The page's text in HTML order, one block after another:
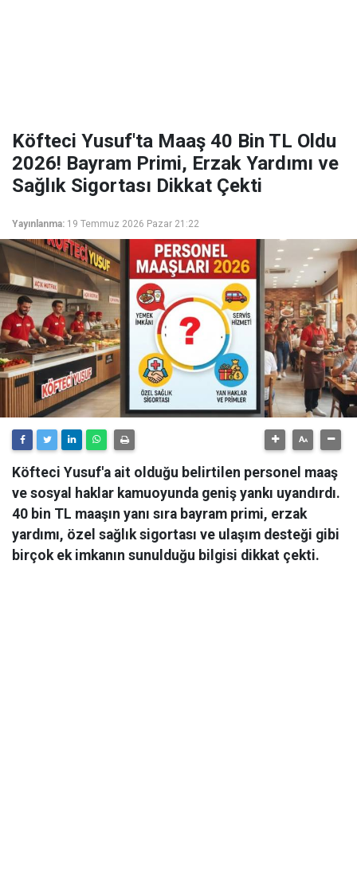
Köfteci Yusuf'ta Maaş 40 Bin TL Oldu
2026! Bayram Primi, Erzak Yardımı ve
Sağlık Sigortası Dikkat Çekti
Yayınlanma: 19 Temmuz 2026 Pazar 21:22
Köfteci Yusuf'a ait olduğu belirtilen personel maaş
ve sosyal haklar kamuoyunda geniş yankı uyandırdı.
40 bin TL maaşın yanı sıra bayram primi, erzak
yardımı, özel sağlık sigortası ve ulaşım desteği gibi
birçok ek imkanın sunulduğu bilgisi dikkat çekti.